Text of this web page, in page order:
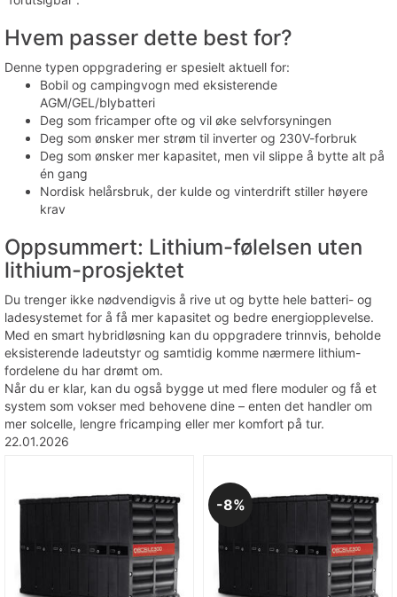
Hvem passer dette best for?
Denne typen oppgradering er spesielt aktuell for:
Bobil og campingvogn med eksisterende
AGM/GEL/blybatteri
Deg som fricamper ofte og vil øke selvforsyningen
Deg som ønsker mer strøm til inverter og 230V-forbruk
Deg som ønsker mer kapasitet, men vil slippe å bytte alt på
én gang
Nordisk helårsbruk, der kulde og vinterdrift stiller høyere
krav
Oppsummert: Lithium-følelsen uten
lithium-prosjektet
Du trenger ikke nødvendigvis å rive ut og bytte hele batteri- og
ladesystemet for å få mer kapasitet og bedre energiopplevelse.
Med en smart hybridløsning kan du oppgradere trinnvis, beholde
eksisterende ladeutstyr og samtidig komme nærmere lithium-
fordelene du har drømt om.
Når du er klar, kan du også bygge ut med flere moduler og få et
system som vokser med behovene dine – enten det handler om
mer solcelle, lengre fricamping eller mer komfort på tur.
22.01.2026
8%